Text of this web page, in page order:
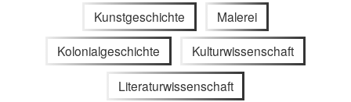
Kunstgeschichte Malerei
Kolonialgeschichte Kulturwissenschaft
Literaturwissenschaft